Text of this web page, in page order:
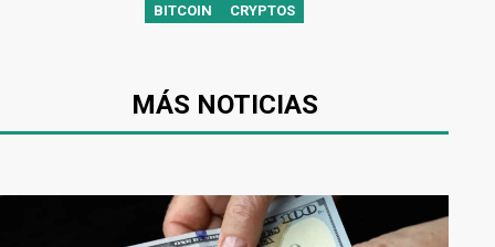
BITCOIN CRYPTOS
MÁS NOTICIAS